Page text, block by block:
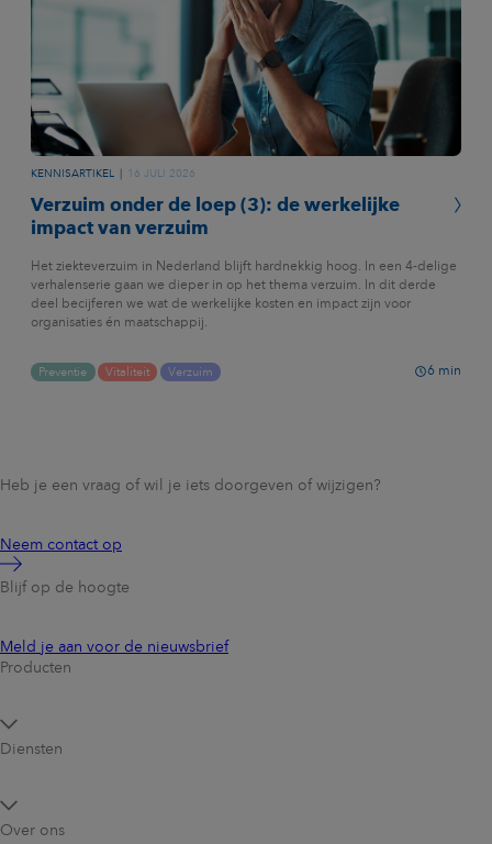
KENNISARTIKEL 16 JULI 2026
Verzuim onder de loep (3): de werkelijke
impact van verzuim
Het ziekteverzuim in Nederland blijft hardnekkig hoog. In een 4-delige
verhalenserie gaan we dieper in op het thema verzuim. In dit derde
deel becijferen we wat de werkelijke kosten en impact zijn voor
organisaties én maatschappij.
Preventie Vitaliteit Verzuim 6 min
Heb je een vraag of wil je iets doorgeven of wijzigen?
Neem contact op
Blijf op de hoogte
Meld je aan voor de nieuwsbrief
Producten
Diensten
Over ons